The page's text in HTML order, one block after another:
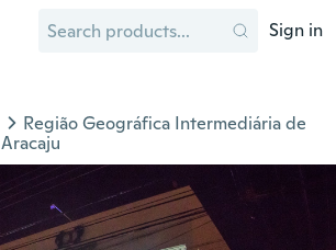
Sign in
Região Geográfica Intermediária de
Aracaju